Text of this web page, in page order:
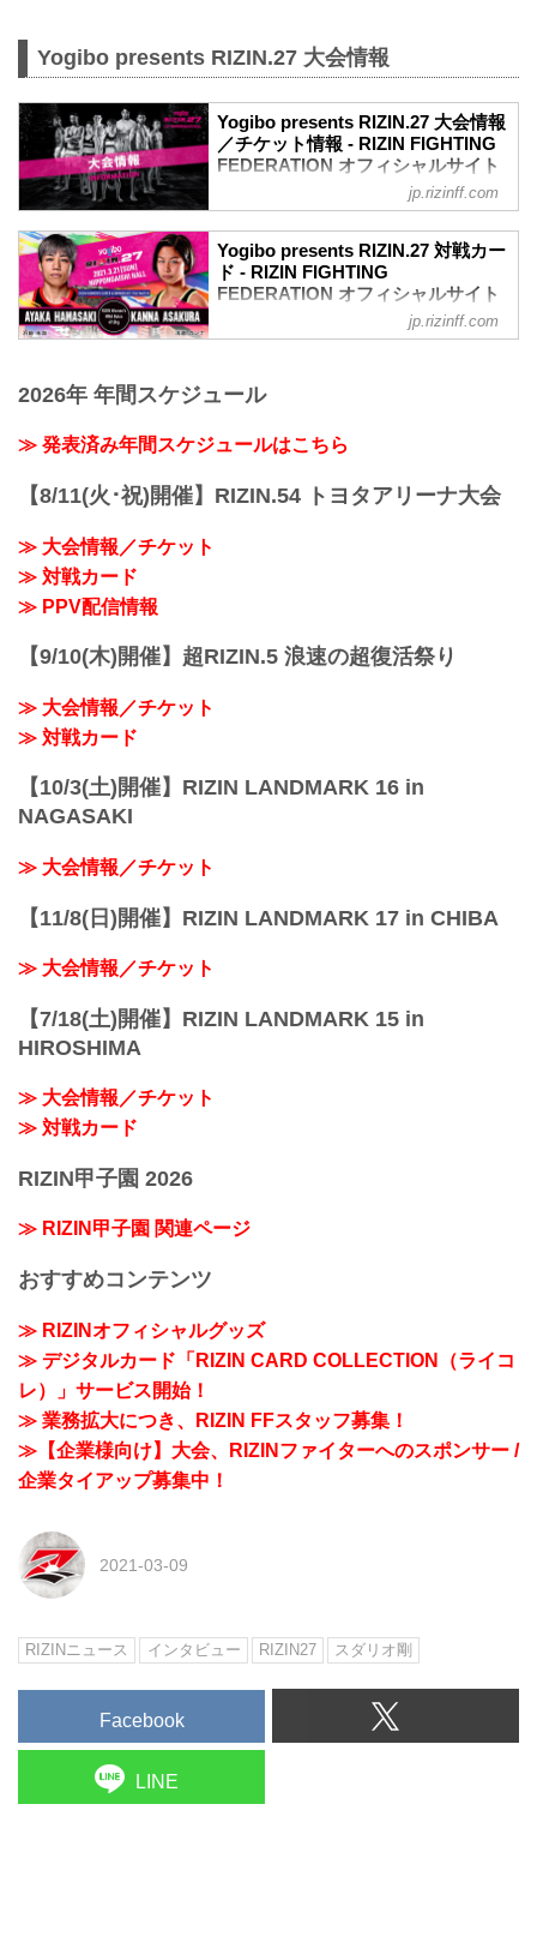
Yogibo presents RIZIN.27 大会情報
Yogibo presents RIZIN.27 大会情報
／チケット情報 - RIZIN FIGHTING
FEDERATION オフィシャルサイト
Official Trailer
youtu.be
大会概要
／14:00開始（予定）
FFオフィシャルサイトにてご案内しま
終了予定時間
jp.rizinff.com
Yogibo presents RIZIN.27 対戦カー
ド - RIZIN FIGHTING
FEDERATION オフィシャルサイト
女子スーパーアトム級タイトルマッチ／
3R（49.0kg）
浜崎朱加 vs. 浅倉カンナ
ら（外部サイト）
スペシャルワンマッチ／ホベルト・サト
スペシャルワンマッチ／武田...
jp.rizinff.com
2026年 年間スケジュール
≫ 発表済み年間スケジュールはこちら
【8/11(火･祝)開催】RIZIN.54 トヨタアリーナ大会
≫ 大会情報／チケット
≫ 対戦カード
≫ PPV配信情報
【9/10(木)開催】超RIZIN.5 浪速の超復活祭り
≫ 大会情報／チケット
≫ 対戦カード
【10/3(土)開催】RIZIN LANDMARK 16 in
NAGASAKI
≫ 大会情報／チケット
【11/8(日)開催】RIZIN LANDMARK 17 in CHIBA
≫ 大会情報／チケット
【7/18(土)開催】RIZIN LANDMARK 15 in
HIROSHIMA
≫ 大会情報／チケット
≫ 対戦カード
RIZIN甲子園 2026
≫ RIZIN甲子園 関連ページ
おすすめコンテンツ
≫ RIZINオフィシャルグッズ
≫ デジタルカード「RIZIN CARD COLLECTION（ライコ
レ）」サービス開始！
≫ 業務拡大につき、RIZIN FFスタッフ募集！
≫【企業様向け】大会、RIZINファイターへのスポンサー /
企業タイアップ募集中！
2021-03-09
RIZINニュース インタビュー RIZIN27 スダリオ剛
Facebook
LINE